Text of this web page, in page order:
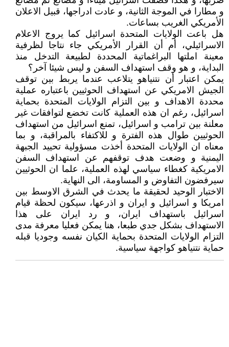
و مطارا في الموجة الثانية، و عادت ادراجها، قبيل الاعلان
الأمريكي الغريب بساعات.
هل باعت الولايات المتحدة اسرائيل كما يروج الاعلام
الاسرائيلي، أم أن القرار الأمريكي جاء نتاجا لظرفية
معينة املتها البراغماتية المحددة لطبيعة التدخل منذ
البداية، و هو وقف استهداف السفن و ليس شيئا آخر؟
يمكن اعتبار أن نتنياهو يتلاعب عندما يربط بين توقف
الجيش الامريكي عن استهداف الحوثيين باعتباره عملية
محددة الاهداف و بين التزام الولايات المتحدة بحماية
اسرائيل، رغم ان هذه العملية كانت تخضع لتوافقات غير
معلنة بين ترامب و اسرائيل، تمنع اسرائيل من استهداف
الحوثيين طوال هذه الفترة و للاكتفاء بالمراقبة، و بما
معناه ان الولايات المتحدة أخذت مسؤولية تحييد الجبهة
اليمنية و وضعت هدف توقفهم عن استهداف السفن
الامريكية كغطاء سياسي لهذه العملية، علما ان الحوثيين
سيرفضون التفاوض و المساومة، الى النهاية.
الاختبار الوحيد لحقيقة ما يحدث في الشرق الاوسط بين
امريكا و اسرائيل و ايران و اذرعها، سيكون لحظة قيام
اسرائيل باستهداف ايران، و رد ايران على هذا
الاستهداف بشكل جدي طبعا، هنا يمكن فعليا معرفة مدى
التزام الولايات المتحدة بحماية الكيان نفسه وجوديا قبله
حماية نتنياهو كواجهة سياسية.